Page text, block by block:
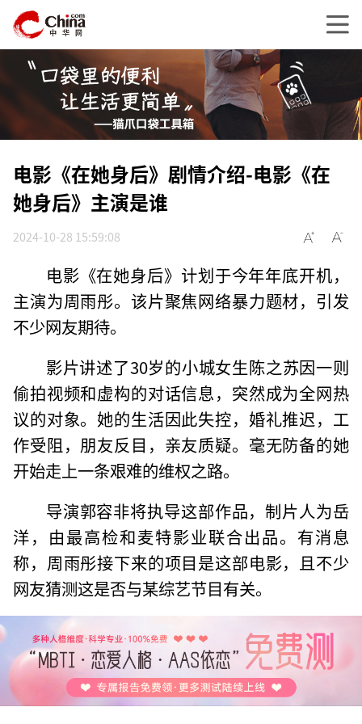
电影《在她身后》剧情介绍-电影《在
她身后》主演是谁
2024-10-28 15:59:08
电影《在她身后》计划于今年年底开机，
主演为周雨彤。该片聚焦网络暴力题材，引发
不少网友期待。
影片讲述了30岁的小城女生陈之苏因一则
偷拍视频和虚构的对话信息，突然成为全网热
议的对象。她的生活因此失控，婚礼推迟，工
作受阻，朋友反目，亲友质疑。毫无防备的她
开始走上一条艰难的维权之路。
导演郭容非将执导这部作品，制片人为岳
洋，由最高检和麦特影业联合出品。有消息
称，周雨彤接下来的项目是这部电影，且不少
网友猜测这是否与某综艺节目有关。